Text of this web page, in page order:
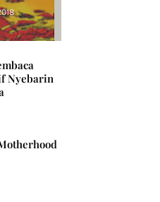
Nyebarin